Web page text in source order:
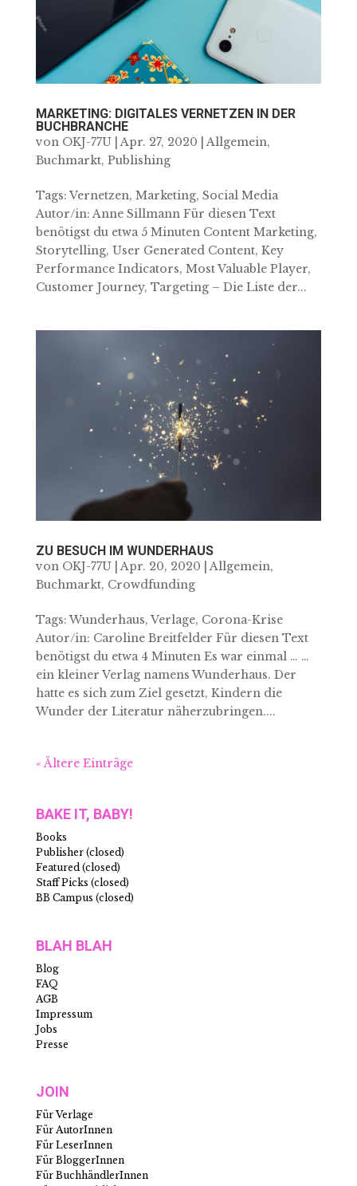
MARKETING: DIGITALES VERNETZEN IN DER
BUCHBRANCHE
von OKJ-77U|Apr. 27, 2020 |Allgemein,
Buchmarkt, Publishing
Tags: Vernetzen, Marketing, Social Media
Autor/in: Anne Sillmann Für diesen Text
benötigst du etwa 5 Minuten Content Marketing,
Storytelling, User Generated Content, Key
Performance Indicators, Most Valuable Player,
Customer Journey, Targeting – Die Liste der...
ZU BESUCH IM WUNDERHAUS
von OKJ-77U|Apr. 20, 2020 |Allgemein,
Buchmarkt, Crowdfunding
Tags: Wunderhaus, Verlage, Corona-Krise
Autor/in: Caroline Breitfelder Für diesen Text
benötigst du etwa 4 Minuten Es war einmal … …
ein kleiner Verlag namens Wunderhaus. Der
hatte es sich zum Ziel gesetzt, Kindern die
Wunder der Literatur näherzubringen....
« Ältere Einträge
BAKE IT, BABY!
Books
Publisher (closed)
Featured (closed)
Staff Picks (closed)
BB Campus (closed)
BLAH BLAH
Blog
FAQ
AGB
Impressum
Jobs
Presse
JOIN
Für Verlage
Für AutorInnen
Für LeserInnen
Für BloggerInnen
Für BuchhändlerInnen